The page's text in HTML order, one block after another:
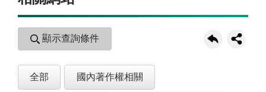
顯示查詢條件
全部 國內著作權相關